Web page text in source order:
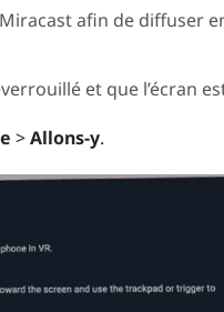
Miracastafin de diffuser
et que l’écran
>Allons-y.